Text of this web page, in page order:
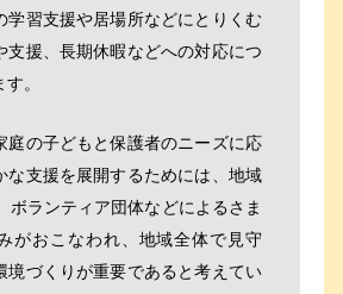
学習支援や居場所などにとりくむ
支援、長期休暇などへの対応につ
。
庭の子どもと保護者のニーズに応
な支援を展開するためには、地域
ボランティア団体などによるさま
がおこなわれ、地域全体で見守
境づくりが重要であると考えてい